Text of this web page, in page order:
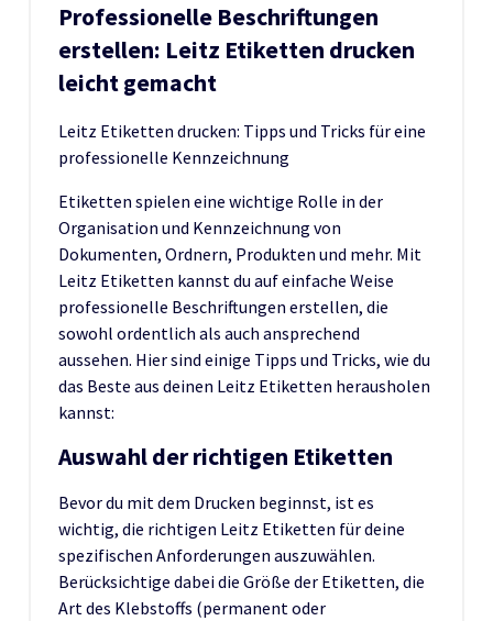
Professionelle Beschriftungen
erstellen: Leitz Etiketten drucken
leicht gemacht
Leitz Etiketten drucken: Tipps und Tricks für eine
professionelle Kennzeichnung
Etiketten spielen eine wichtige Rolle in der
Organisation und Kennzeichnung von
Dokumenten, Ordnern, Produkten und mehr. Mit
Leitz Etiketten kannst du auf einfache Weise
professionelle Beschriftungen erstellen, die
sowohl ordentlich als auch ansprechend
aussehen. Hier sind einige Tipps und Tricks, wie du
das Beste aus deinen Leitz Etiketten herausholen
kannst:
Auswahl der richtigen Etiketten
Bevor du mit dem Drucken beginnst, ist es
wichtig, die richtigen Leitz Etiketten für deine
spezifischen Anforderungen auszuwählen.
Berücksichtige dabei die Größe der Etiketten, die
Art des Klebstoffs (permanent oder